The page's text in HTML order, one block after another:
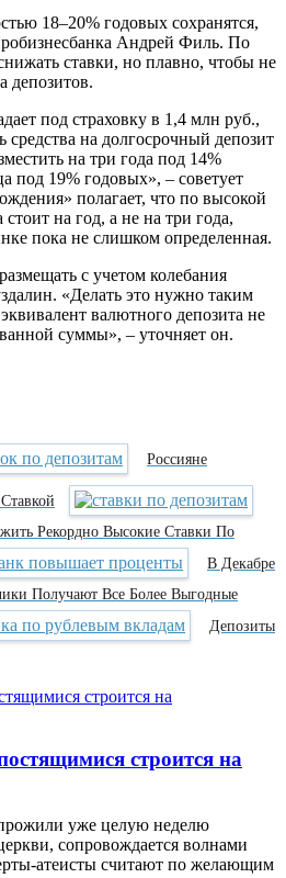
18–20% годовых сохранятся,
Андрей Филь. По
ставки, но плавно, чтобы не
депозитов.
под страховку в 1,4 млн руб.,
средства на долгосрочный депозит
на три года под 14%
под 19% годовых», – советует
полагает, что по высокой
стоит на год, а не на три года,
пока не слишком определенная.
с учетом колебания
«Делать это нужно таким
валютного депозита не
суммы», – уточняет он.
Россияне
Рекордно Высокие Ставки По
В Декабре
Получают Все Более Выгодные
Депозиты
строится на
уже целую неделю
сопровождается волнами
атеисты считают по желающим